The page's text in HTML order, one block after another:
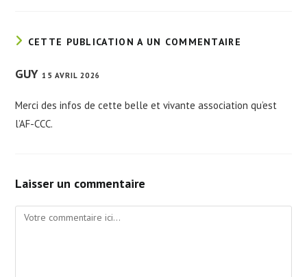
CETTE PUBLICATION A UN COMMENTAIRE
GUY15 AVRIL 2026
Merci des infos de cette belle et vivante association qu’est
l’AF-CCC.
Laisser un commentaire
Comment